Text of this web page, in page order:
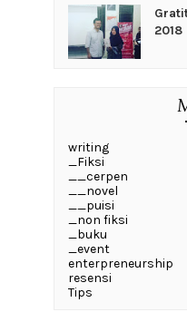
2018
writing
_Fiksi
__cerpen
__novel
__puisi
_non fiksi
_buku
_event
enterpreneurship
resensi
Tips